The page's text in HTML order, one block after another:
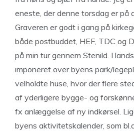
eneste, der denne torsdag er på
Graveren er godt i gang på
både postbuddet, HEF, TDC og
på min tur gennem Stenild. I
imponeret over byens park/
velholdte huse, hvor der flere
af yderligere bygge- og
fx anlæggelse af ny indkørsel.
byens aktivitetskalender, som